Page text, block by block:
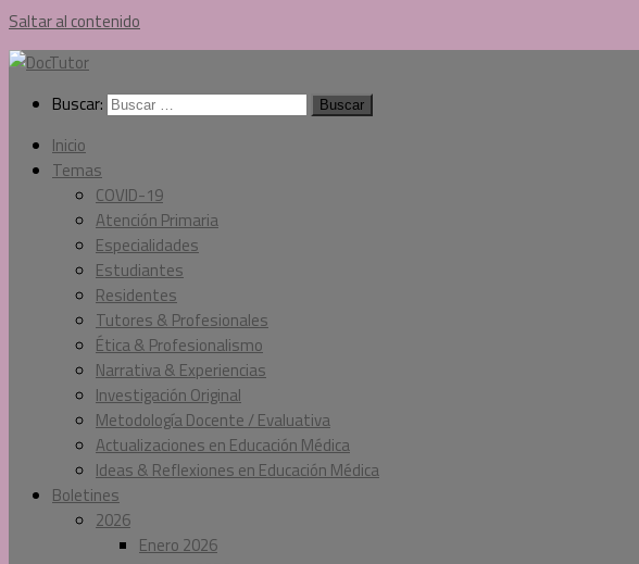
Saltar al contenido
Buscar:
Inicio
Temas
COVID-19
Atención Primaria
Especialidades
Estudiantes
Residentes
Tutores & Profesionales
Ética & Profesionalismo
Narrativa & Experiencias
Investigación Original
Metodología Docente / Evaluativa
Actualizaciones en Educación Médica
Ideas & Reflexiones en Educación Médica
Boletines
2026
Enero 2026